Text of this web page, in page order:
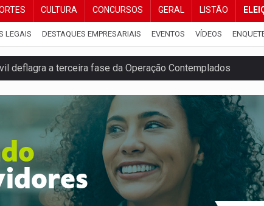
CULTURA CONCURSOS GERAL LISTÃO
LEGAIS DESTAQUES EMPRESARIAIS EVENTOS VÍDEOS
deflagra a terceira fase da Operação Contemplados
que recebeu R$ 12 mi em emendas estão no mesmo
Eleitoral manda tirar vídeo com suposta deepfake do ar em
Barreto, pres. da ABAV-RO, alerta sobre golpes na compra
de superação de Carlinhos Barbershop
do Banco do Brasil por financiar atividade pecuária em TI